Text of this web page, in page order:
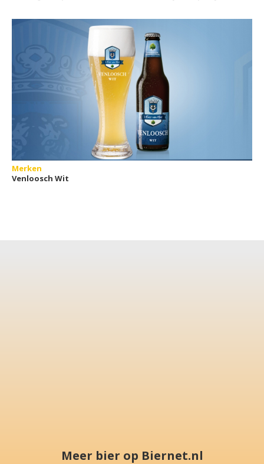
Merken
Venloosch Wit
Meer bier op Biernet.nl